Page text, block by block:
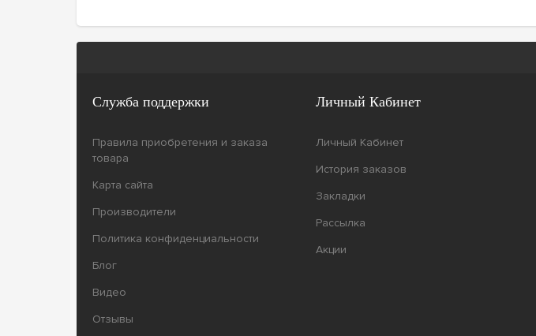
Служба поддержки
Правила приобретения и заказа
товара
Карта сайта
Производители
Политика конфиденциальности
Блог
Видео
Отзывы
Личный Кабинет
Личный Кабинет
История заказов
Закладки
Рассылка
Акции